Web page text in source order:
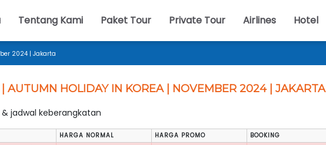
Tentang Kami Paket Tour Private Tour Airlines Hotel
2024 | Jakarta
| AUTUMN HOLIDAY IN KOREA | NOVEMBER 2024 | JAKARTA
jadwal keberangkatan
HARGA NORMAL HARGA PROMO BOOKING